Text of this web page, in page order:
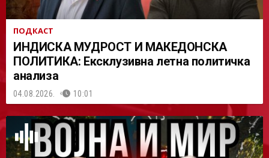
ПОДКАСТ
ИНДИСКА МУДРОСТ И МАКЕДОНСКА
ПОЛИТИКА: Ексклузивна летна политичка
анализа
04.08.2026. 10:01